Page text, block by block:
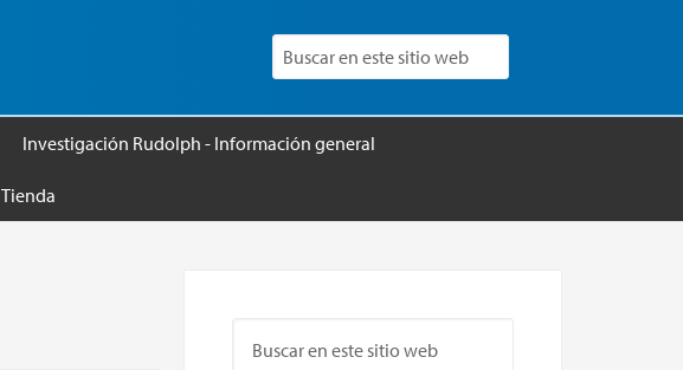
Investigación Rudolph - Información general
Tienda